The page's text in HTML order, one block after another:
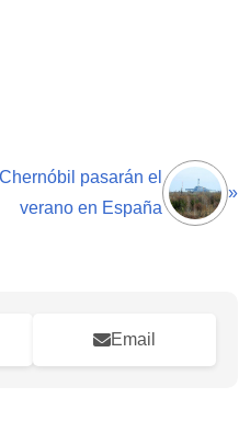
pasarán el
verano en España
»
Email